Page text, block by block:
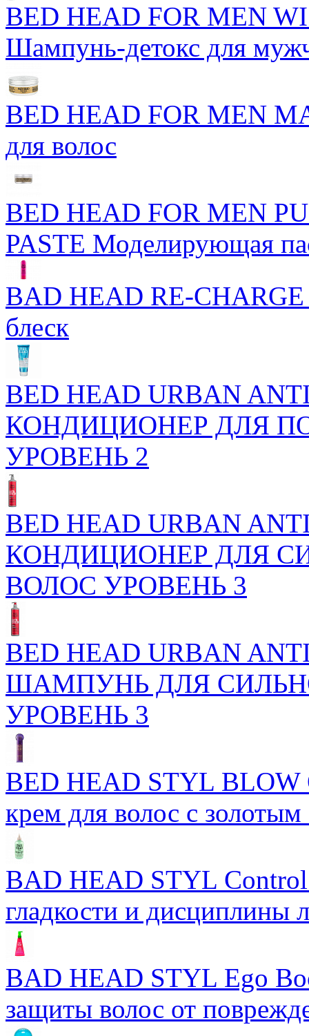
BED HEAD FOR MEN
Шампунь-детокс для
BED HEAD FOR MEN
для волос
BED HEAD FOR MEN
PASTE Моделирующая
BAD HEAD RE-
блеск
BED HEAD URBAN
КОНДИЦИОНЕР ДЛЯ
УРОВЕНЬ 2
BED HEAD URBAN
КОНДИЦИОНЕР ДЛЯ
ВОЛОС УРОВЕНЬ 3
BED HEAD URBAN
ШАМПУНЬ ДЛЯ
УРОВЕНЬ 3
BED HEAD STYL
крем для волос с золотым
BAD HEAD STYL Control
гладкости и дисциплины
BAD HEAD STYL Ego
защиты волос от